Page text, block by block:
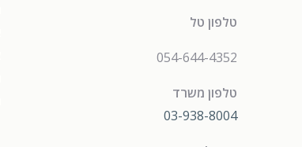
טלפון טל
054-644-4352
טלפון משרד
03-938-8004